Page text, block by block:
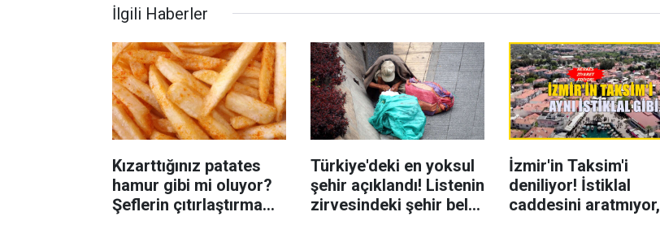
İlgili Haberler
Kızarttığınız patates
hamur gibi mi oluyor?
Şeflerin çıtırlaştırma
Türkiye'deki en yoksul
şehir açıklandı! Listenin
zirvesindeki şehir belli
İzmir'in Taksim'i
deniliyor! İstiklal
caddesini aratmıyor,